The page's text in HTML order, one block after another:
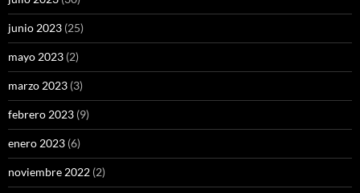
junio 2023 (25)
mayo 2023 (2)
marzo 2023 (3)
febrero 2023 (9)
enero 2023 (6)
noviembre 2022 (2)